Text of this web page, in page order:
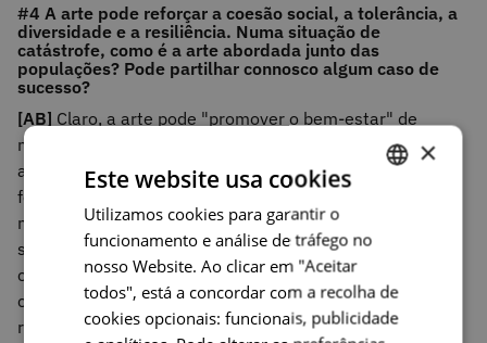
#4 A arte pode reforçar a coesão social, a tolerância, a
diversidade e a resiliência. Numa situação de
catástrofe, como é a arte abordada junto das
populações? Pode partilhar connosco algum caso de
sucesso?
[AB] Claro, a arte pode "promover o bem-estar" de
muitas maneiras e em diferentes contextos. A arte pode
apagar parte do estigma da guerra a ponto de ser uma
ferramenta de manutenção da paz. No entanto, é
necessário e mesmo essencial lembrar que isso só pode
ser feito em determinadas condições: tanto ao nível do
conteúdo artístico das atividades propostas como nas
competências e qualidades relacionais das pessoas que
rodeiam os participantes. Alguns dos apresentadores do
ENGLISH
×
Este website usa cookies
Utilizamos cookies para garantir o
funcionamento e análise de tráfego no
nosso Website. Ao clicar em "Aceitar
todos", está a concordar com a recolha de
cookies opcionais: funcionais, publicidade